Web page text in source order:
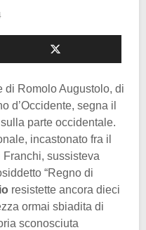
di Romolo Augustolo, di
d’Occidente, segna il
parte occidentale.
incastonato fra il
sussisteva
“Regno di
resistette ancora dieci
ormai sbiadita di
sconosciuta